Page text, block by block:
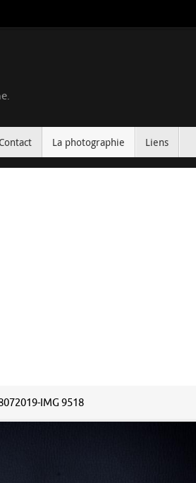
Contact La photographie Liens
IMG 9518